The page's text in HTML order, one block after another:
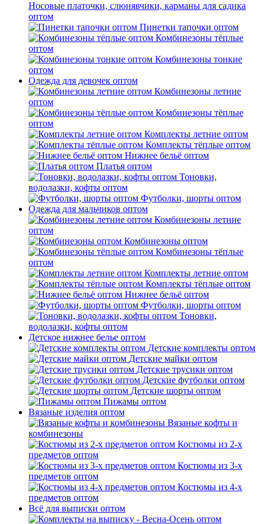
Носовые платочки, слюнявчики, карманы для садика
оптом
Пинетки тапочки оптом
Комбинезоны тёплые
оптом
Комбинезоны тонкие
оптом
Одежда для девочек оптом
Комбинезоны летние
оптом
Комбинезоны тёплые
оптом
Комплекты летние оптом
Комплекты тёплые оптом
Нижнее бельё оптом
Платья оптом
Тоновки,
водолазки, кофты оптом
Футболки, шорты оптом
Одежда для мальчиков оптом
Комбинезоны летние
оптом
Комбинезоны оптом
Комбинезоны тёплые
оптом
Комплекты летние оптом
Комплекты тёплые оптом
Нижнее бельё оптом
Футболки, шорты оптом
Тоновки,
водолазки, кофты оптом
Детское нижнее белье оптом
Детские комплекты оптом
Детские майки оптом
Детские трусики оптом
Детские футболки оптом
Детские шорты оптом
Пижамы оптом
Вязаные изделия оптом
Вязаные кофты и
комбинезоны
Костюмы из 2-х
предметов оптом
Костюмы из 3-х
предметов оптом
Костюмы из 4-х
предметов оптом
Всё для выписки оптом